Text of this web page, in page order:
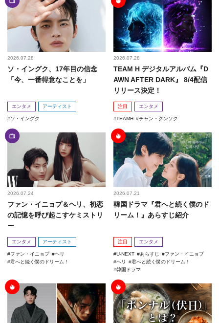
2026.07.28
ソ・イングク、17年目の信念
「今、一番得意なことを」
エンタメ アーティスト
ソ・イングク
2026.07.28
TEAM H デジタルアルバム『D
AWN AFTER DARK』 8/4配信
リリース決定！
注目 エンタメ
TEAMH チャン・グンソク
2026.07.24
ファン・イニョプ＆ヘリ、初恋
の記憶を呼び起こすケミストリ
ー
エンタメ アーティスト
ファン・イニョプ
ヘリ
君へと続く僕のドリーム！
2026.07.21
韓国ドラマ『君へと続く僕のド
リーム！』あらすじ紹介
注目 エンタメ
U-NEXT あらすじ
ファン・イニョプ
ヘリ
君へと続く僕のドリーム！
韓国ドラマ